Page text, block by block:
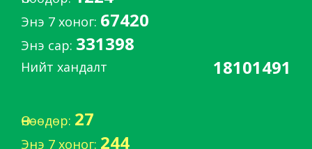
Энэ 7 хоног: 67420
Энэ сар: 331398
Нийт хандалт 18101491
Өнөөдөр: 27
Энэ 7 хоног: 244